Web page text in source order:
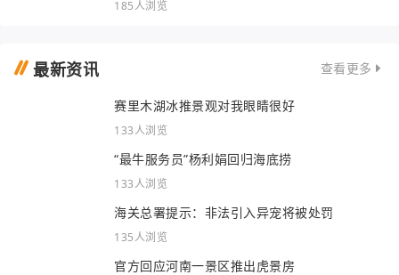
185人浏览
最新资讯 查看更多
赛里木湖冰推景观对我眼睛很好
133人浏览
“最牛服务员”杨利娟回归海底捞
133人浏览
海关总署提示：非法引入异宠将被处罚
135人浏览
官方回应河南一景区推出虎景房